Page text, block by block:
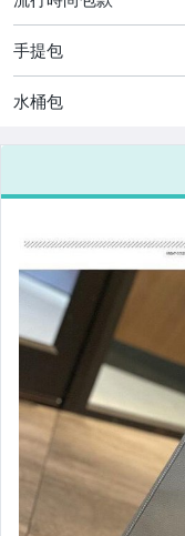
美容保養與彩妝
電腦、平板與周邊
汽機車精品百貨
居家、家具與園藝
玩具、模型與公仔
男性精品與服飾
女裝與服飾配件
偶像、球員卡與郵幣
手提包
水桶包